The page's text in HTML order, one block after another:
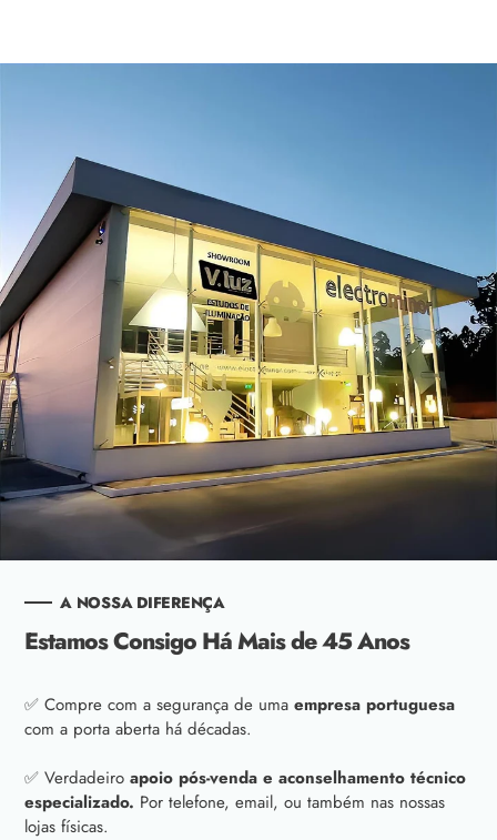
A NOSSA DIFERENÇA
Estamos Consigo Há Mais de 45 Anos
✅ Compre com a segurança de uma empresa portuguesa
com a porta aberta há décadas.
✅ Verdadeiro apoio pós-venda e aconselhamento técnico
especializado. Por telefone, email, ou também nas nossas
lojas físicas.